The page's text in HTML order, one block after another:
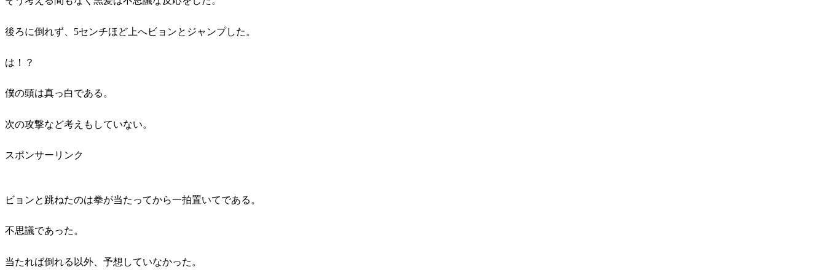
後ろに倒れず、5センチほど上へビョンとジャンプした。
は！？
僕の頭は真っ白である。
次の攻撃など考えもしていない。
スポンサーリンク
ビョンと跳ねたのは拳が当たってから一拍置いてである。
不思議であった。
当たれば倒れる以外、予想していなかった。